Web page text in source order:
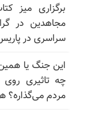
برگزاری میز
مجاهدین در
سراسری در
این جنگ یا
چه تاثیری
مردم می‌گذاره؟